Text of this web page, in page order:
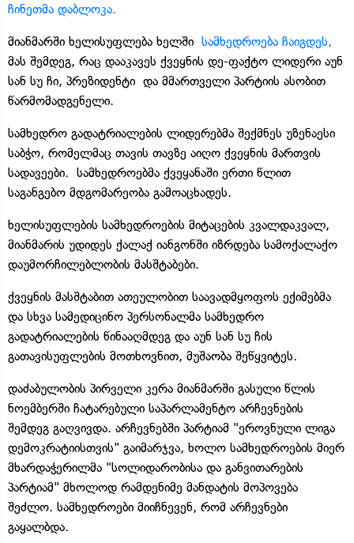
ჩინეთმა დაბლოკა.
მიანმარში ხელისუფლება ხელში სამხედროება ჩაიგდეს,
მას შემდეგ, რაც დააკავეს ქვეყნის დე-ფაქტო ლიდერი აუნ
სან სუ ჩი, პრეზიდენტი და მმართველი პარტიის ასობით
წარმომადგენელი.
სამხედრო გადატრიალების ლიდერებმა შექმნეს უზენაესი
საბჭო, რომელმაც თავის თავზე აიღო ქვეყნის მართვის
სადავეები. სამხედროებმა ქვეყანაში ერთი წლით
საგანგებო მდგომარეობა გამოაცხადეს.
ხელისუფლების სამხედროების მიტაცების კვალდაკვალ,
მიანმარის უდიდეს ქალაქ იანგონში იზრდება სამოქალაქო
დაუმორჩილებლობის მასშტაბები.
ქვეყნის მასშტაბით ათეულობით საავადმყოფოს ექიმებმა
და სხვა სამედიცინო პერსონალმა სამხედრო
გადატრიალების წინააღმდეგ და აუნ სან სუ ჩის
გათავისუფლების მოთხოვნით, მუშაობა შეწყვიტეს.
დაძაბულობის პირველი კერა მიანმარში გასული წლის
ნოემბერში ჩატარებული საპარლამენტო არჩევნების
შემდეგ გაღვივდა. არჩევნებში პარტიამ "ეროვნული ლიგა
დემოკრატიისთვის" გაიმარჯვა, ხოლო სამხედროების მიერ
მხარდაჭერილმა "სოლიდარობისა და განვითარების
პარტიამ" მხოლოდ რამდენიმე მანდატის მოპოვება
შეძლო. სამხედროები მიიჩნევენ, რომ არჩევნები
გაყალბდა.